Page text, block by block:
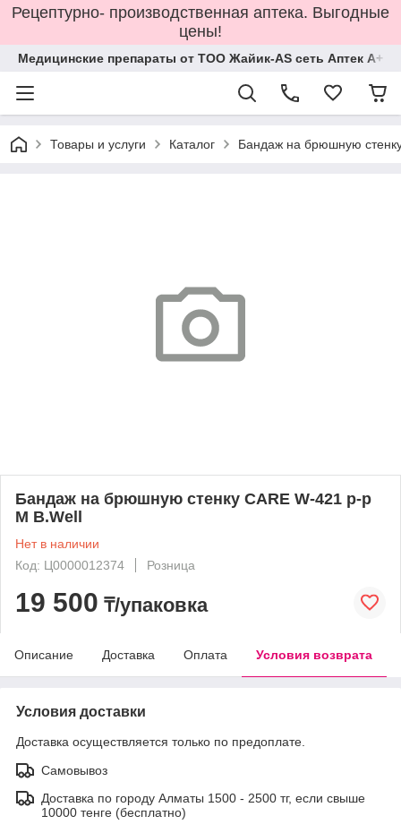
Рецептурно- производственная аптека. Выгодные
цены!
Медицинские препараты от ТОО Жайик-AS сеть Аптек А+
Товары и услуги Каталог Бандаж на брюшную
Бандаж на брюшную стенку CARE W-421 р-р
M B.Well
Нет в наличии
Код: Ц0000012374
Розница
19 500 ₸/упаковка
Описание Доставка Оплата Условия возврата
Условия доставки
Доставка осуществляется только по предоплате.
Самовывоз
Доставка по городу Алматы 1500 - 2500 тг, если свыше
10000 тенге (бесплатно)